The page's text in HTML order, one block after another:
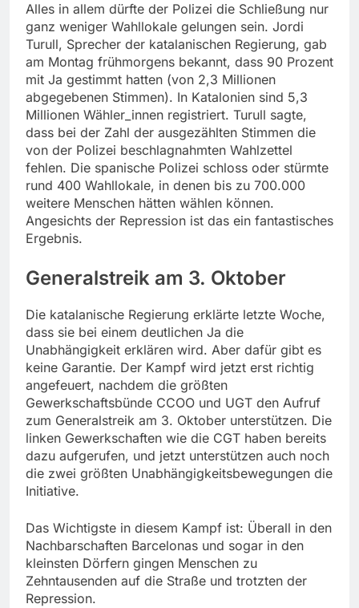
Alles in allem dürfte der Polizei die Schließung nur
ganz weniger Wahllokale gelungen sein. Jordi
Turull, Sprecher der katalanischen Regierung, gab
am Montag frühmorgens bekannt, dass 90 Prozent
mit Ja gestimmt hatten (von 2,3 Millionen
abgegebenen Stimmen). In Katalonien sind 5,3
Millionen Wähler_innen registriert. Turull sagte,
dass bei der Zahl der ausgezählten Stimmen die
von der Polizei beschlagnahmten Wahlzettel
fehlen. Die spanische Polizei schloss oder stürmte
rund 400 Wahllokale, in denen bis zu 700.000
weitere Menschen hätten wählen können.
Angesichts der Repression ist das ein fantastisches
Ergebnis.
Generalstreik am 3. Oktober
Die katalanische Regierung erklärte letzte Woche,
dass sie bei einem deutlichen Ja die
Unabhängigkeit erklären wird. Aber dafür gibt es
keine Garantie. Der Kampf wird jetzt erst richtig
angefeuert, nachdem die größten
Gewerkschaftsbünde CCOO und UGT den Aufruf
zum Generalstreik am 3. Oktober unterstützen. Die
linken Gewerkschaften wie die CGT haben bereits
dazu aufgerufen, und jetzt unterstützen auch noch
die zwei größten Unabhängigkeitsbewegungen die
Initiative.
Das Wichtigste in diesem Kampf ist: Überall in den
Nachbarschaften Barcelonas und sogar in den
kleinsten Dörfern gingen Menschen zu
Zehntausenden auf die Straße und trotzten der
Repression.